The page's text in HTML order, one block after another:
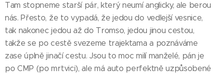
Tam stopneme starší pár, který neumí anglicky, ale berou
nás. Přesto, že to vypadá, že jedou do vedlejší vesnice,
tak nakonec jedou až do Tromso, jedou jinou cestou,
takže se po cestě svezeme trajektama a poznáváme
zase úplně jinačí cestu. Jsou to moc milí manželé, pán je
po CMP (po mrtvici), ale má auto perfektně uzpůsobené